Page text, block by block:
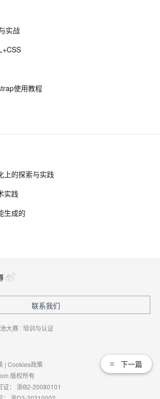
化工具与流程：提升开发效率和项目质
实战
使用教程
上的探索与实践
实践
生成的
下一篇
联系我们
大赛 | 培训与认证
| Cookies政策
版权所有
： 浙B2-20080101